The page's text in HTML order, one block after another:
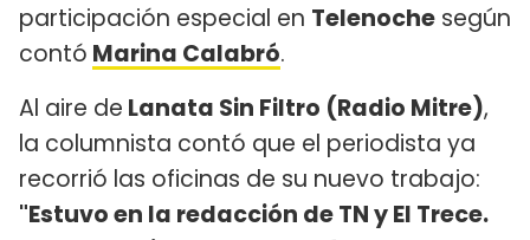
participación especial en Telenoche según
contó Marina Calabró.
Al aire de Lanata Sin Filtro (Radio Mitre),
la columnista contó que el periodista ya
recorrió las oficinas de su nuevo trabajo:
"Estuvo en la redacción de TN y El Trece.